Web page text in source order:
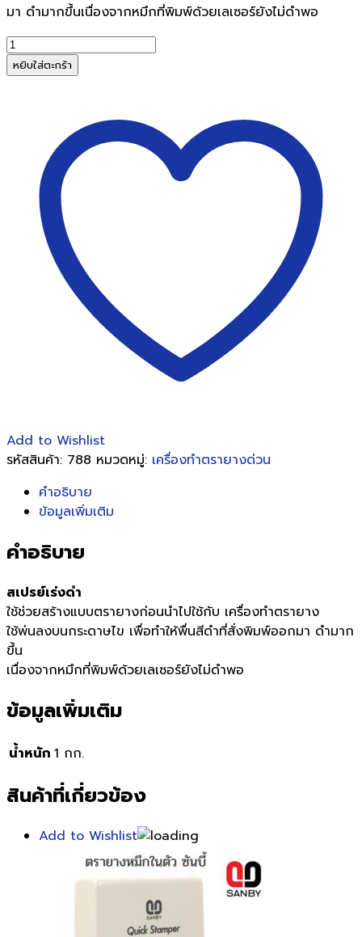
มา ดำมากขึ้นเนื่องจากหมึกที่พิมพ์ด้วยเลเซอร์ยังไม่ดำพอ
จำนวน
ส
เปรย์
หยิบใส่ตะกร้า
Add to Wishlist
รหัสสินค้า: 788 หมวดหมู่: เครื่องทำตรายางด่วน
คำอธิบาย
ข้อมูลเพิ่มเติม
คำอธิบาย
สเปรย์เร่งดำ
ใช้ช่วยสร้างแบบตรายางก่อนนำไปใช้กับ เครื่องทำตรายาง
ใช้พ่นลงบนกระดาษไข เพื่อทำให้พื่นสีดำที่สั่งพิมพ์ออกมา ดำมาก
ขึ้น
เนื่องจากหมึกที่พิมพ์ด้วยเลเซอร์ยังไม่ดำพอ
ข้อมูลเพิ่มเติม
น้ำหนัก 1 กก.
สินค้าที่เกี่ยวข้อง
Add to Wishlist